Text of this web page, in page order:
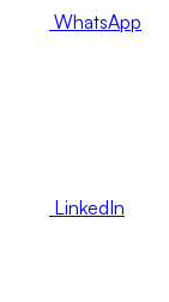
WhatsApp
LinkedIn